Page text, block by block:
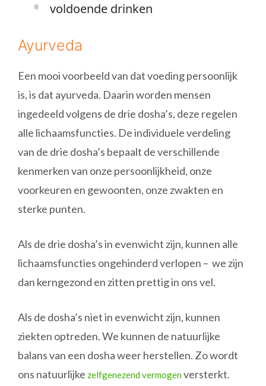
voldoende drinken
Ayurveda
Een mooi voorbeeld van dat voeding persoonlijk
is, is dat ayurveda. Daarin worden mensen
ingedeeld volgens de drie dosha’s, deze regelen
alle lichaamsfuncties. De individuele verdeling
van de drie dosha’s bepaalt de verschillende
kenmerken van onze persoonlijkheid, onze
voorkeuren en gewoonten, onze zwakten en
sterke punten.
Als de drie dosha’s in evenwicht zijn, kunnen alle
lichaamsfuncties ongehinderd verlopen – we zijn
dan kerngezond en zitten prettig in ons vel.
Als de dosha’s niet in evenwicht zijn, kunnen
ziekten optreden. We kunnen de natuurlijke
balans van een dosha weer herstellen. Zo wordt
ons natuurlijke zelfgenezend vermogenversterkt.